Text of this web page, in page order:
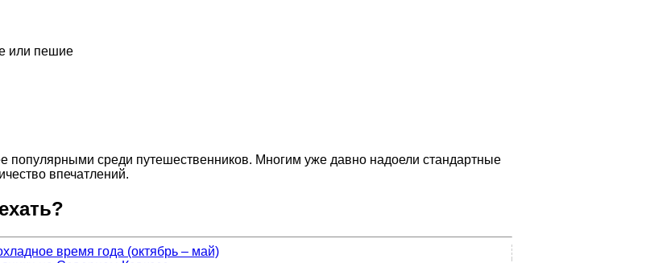
или пешие
популярными среди путешественников. Многим уже давно надоели стандартные
впечатлений.
время года (октябрь – май)